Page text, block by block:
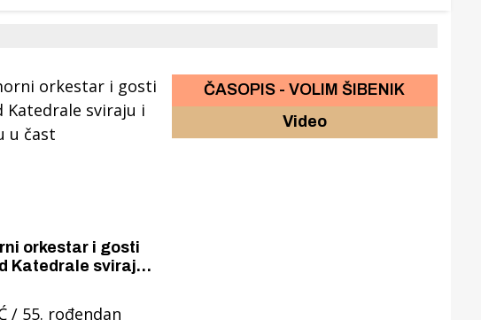
orkestar i gosti
Katedrale sviraju i
ČASOPIS - VOLIM ŠIBENIK
Video